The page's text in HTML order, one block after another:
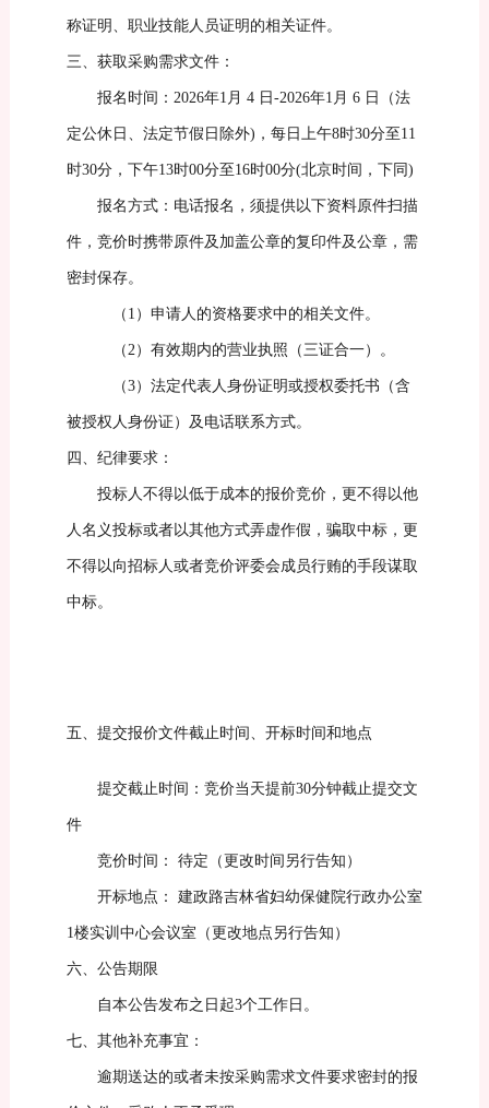
称证明、 职业技能人员证明的相关证件。
三、获取采购需求文件：
报名时间： 2026年1 月 4 日 -2026年1 月 6 日（法
定公休日、法定节假日除外)，每日上午8时30分至11
时30分，下午13时00分至16时00分(北京时间，下同)
报名方式：电话报名，须提供以下资料原件扫描
件，竞价时携带原件及加盖公章的复印件及公章， 需
密封保存。
（1） 申请人的资格要求中的相关文件。
（2） 有效期内的营业执照（三证合一） 。
（3） 法定代表人身份证明或授权委托书（含
被授权人身份证）及电话联系方式。
四、纪律要求：
投标人不得以低于成本的报价竞价，更不得以他
人名义投标或者以其他方式弄虚作假 ， 骗取中标，更
不得以向招标人或者竞价评委会成员行贿的手段谋取
中标。
五、提交报价文件截止时间、开标时间和地点
提交截止时间：竞价当天提前30分钟截止提交文
件
竞价时间： 待定（更改时间另行告知）
开标地点： 建政路吉林省妇幼保健院行政办公室
1楼实训中心会议室（更改地点另行告知）
六、公告期限
自本公告发布之日起3个工作日。
七、其他补充事宜：
逾期送达的或者未按采购需求文件要求密封的报